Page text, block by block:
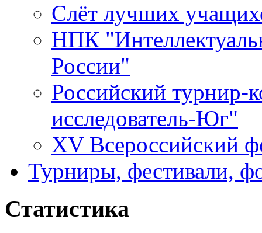
Слёт лучших
НПК
России"
Российский
исследователь-Юг"
XV Всероссийский
Турниры, фестивали,
Статистика